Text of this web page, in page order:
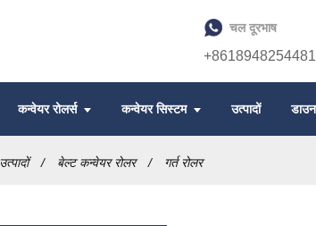
चल दूरभाष
+8618948254481
कन्वेयर रोलर्स कन्वेयर सिस्टम उत्पादों
उत्पादों बेल्ट कन्वेयर रोलर गर्त रोलर